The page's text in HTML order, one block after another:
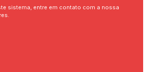
sistema, entre em contato com a nossa